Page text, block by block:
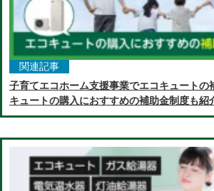
関連記事
子育てエコホーム支援事業でエコキュートの
キュートの購入におすすめの補助金制度も紹